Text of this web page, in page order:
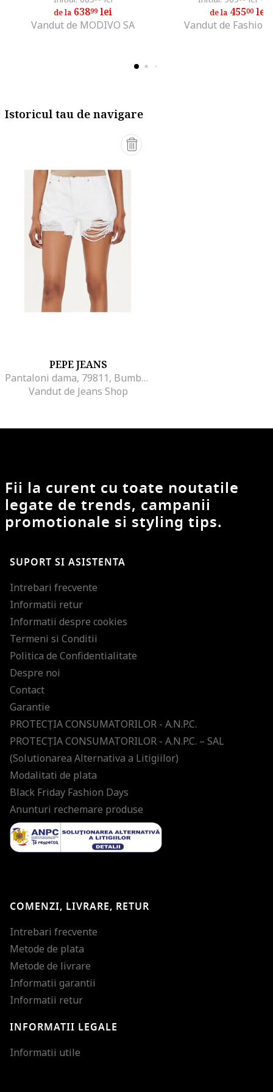
de la 63899lei
Vandut de MODIVO SA
de la 45500lei
Vandut de Fashion
Istoricul tau de navigare
PEPE JEANS
Pantaloni dama, 79811, Bumbac, Alb,
Vandut de Jeans Shop
Fii la curent cu toate noutatile
legate de trends, campanii
promotionale si styling tips.
SUPORT SI ASISTENTA
Intrebari frecvente
Informatii retur
Informatii despre cookies
Termeni si Conditii
Politica de Confidentialitate
Despre noi
Contact
Garantie
PROTECŢIA CONSUMATORILOR - A.N.P.C.
PROTECŢIA CONSUMATORILOR - A.N.P.C. – SAL
(Solutionarea Alternativa a Litigiilor)
Modalitati de plata
Black Friday Fashion Days
Anunturi rechemare produse
COMENZI, LIVRARE, RETUR
Intrebari frecvente
Metode de plata
Metode de livrare
Informatii garantii
Informatii retur
INFORMATII LEGALE
Informatii utile